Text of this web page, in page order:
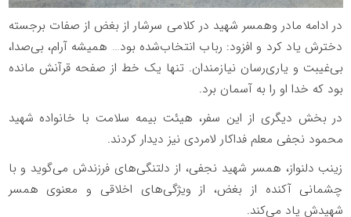
در ادامه مادر و‌همسر شهید در کلامی سرشار از بغض از صفات برجسته
دخترش یاد کرد و افزود: رباب انتخاب‌شده بود… همیشه آرام، بی‌صدا،
بی‌غیبت و یاری‌رسان نیازمندان. تنها یک خط از صفحه قرآنش مانده
بود که خدا او را به آسمان برد.
در بخش دیگری از این سفر، هیئت بیمه سلامت با خانواده شهید
محمود نجفی معلم فداکار لامردی نیز دیدار کردند.
زینب دلنواز، همسر شهید نجفی، از دلتنگی‌های فرزندش می‌گوید و با
چشمانی آکنده از بغض، از ویژگی‌های اخلاقی و معنوی همسر
شهیدش یاد می‌کند.